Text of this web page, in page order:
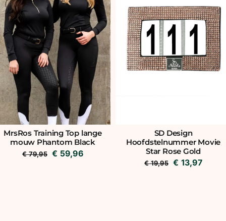
MrsRos Training Top lange
mouw Phantom Black
€79,95 Oorspronkelijke
€ 59,96Huidige
SD Design
Hoofdstelnummer Movie
Star Rose Gold
€19,95 € 13,97